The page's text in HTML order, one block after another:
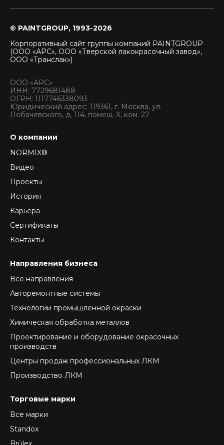
© PAINTGROUP, 1993-2026
Корпоративный сайт группы компаний PAINTGROUP
(ООО «АРС», ООО «Тверской лакокрасочный завод»,
ООО «Транслак»)
ООО «АРС»
ИНН: 7729681488
ОГРН: 1117746338093
Юридический адрес: 119361, г. Москва, ул.
Лобачевского, д. 114, помещ. X, ком. 27
О компании
NORMIX®
Видео
Проекты
История
Карьера
Сертификаты
Контакты
Направления бизнеса
Все направления
Авторемонтные системы
Технологии промышленной окраски
Химическая обработка металлов
Проектирование и оборудование окрасочных
производств
Центры продаж профессиональных ЛКМ
Производство ЛКМ
Торговые марки
Все марки
Standox